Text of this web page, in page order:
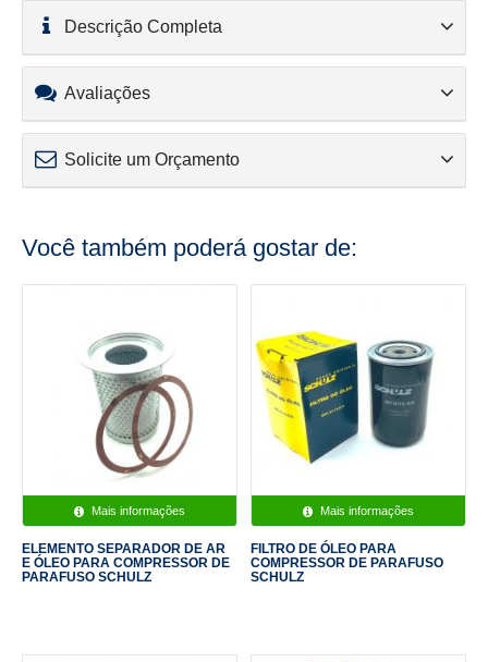
Descrição Completa
Avaliações
Solicite um Orçamento
Você também poderá gostar de:
Mais informações
ELEMENTO SEPARADOR DE AR
E ÓLEO PARA COMPRESSOR DE
PARAFUSO SCHULZ
Mais informações
FILTRO DE ÓLEO PARA
COMPRESSOR DE PARAFUSO
SCHULZ